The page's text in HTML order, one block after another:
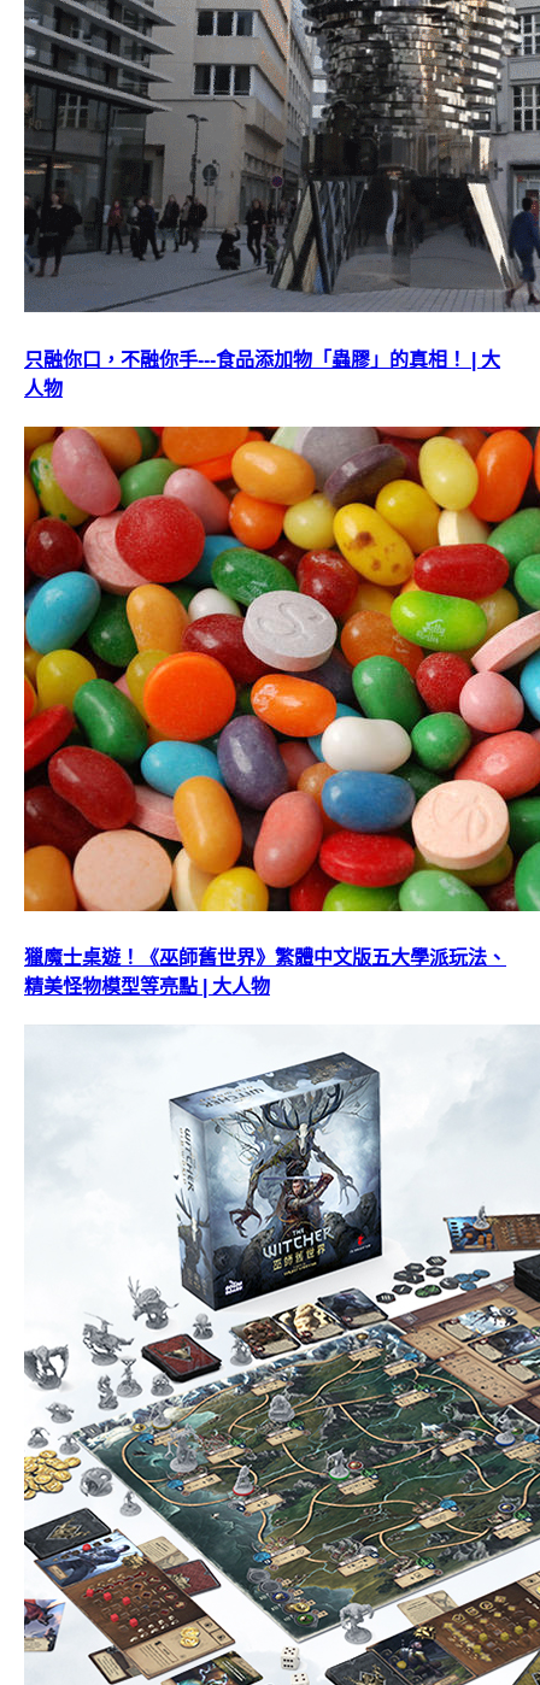
只融你口，不融你手---食品添加物「蟲膠」的真相！ | 大
人物
獵魔士桌遊！《巫師舊世界》繁體中文版五大學派玩法、
精美怪物模型等亮點 | 大人物